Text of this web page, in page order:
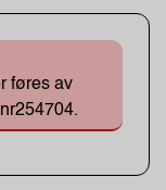
føres av